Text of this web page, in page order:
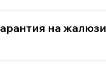
на жалюзи